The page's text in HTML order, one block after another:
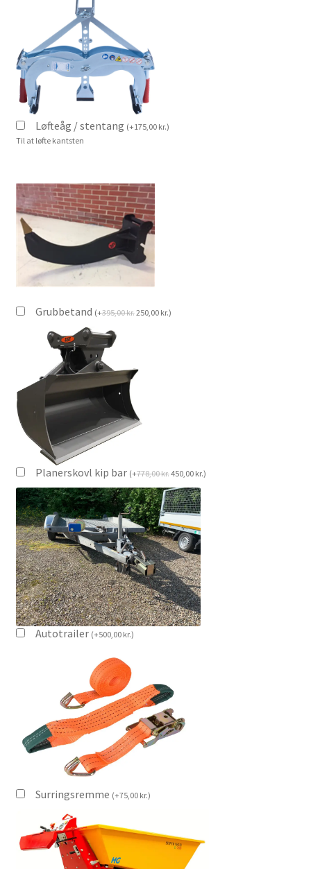
Løfteåg / stentang (+175,00 kr.)
Til at løfte kantsten
Grubbetand (+395,00kr.250,00 kr.)
Planerskovl kip bar (+778,00kr.450,00 kr.)
Autotrailer (+500,00 kr.)
Surringsremme (+75,00 kr.)